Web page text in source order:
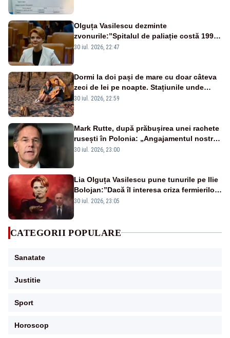
Olguța Vasilescu dezminte
zvonurile:”Spitalul de paliație costă 199
de milioane de euro, nu 500 de milioane”
30 iul. 2026, 22:47
Dormi la doi pași de mare cu doar câteva
zeci de lei pe noapte. Stațiunile unde
campingul a revenit în forță
30 iul. 2026, 22:59
Mark Rutte, după prăbușirea unei rachete
rusești în Polonia: „Angajamentul nostru
este neclintit”
30 iul. 2026, 23:00
Lia Olguța Vasilescu pune tunurile pe Ilie
Bolojan:”Dacă îl interesa criza fermierilor
pleca din funcție”
30 iul. 2026, 23:05
CATEGORII POPULARE
Sanatate
Justitie
Sport
Horoscop